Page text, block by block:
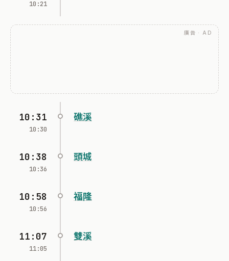
10:21
廣告 · AD
10:31
10:30
礁溪
10:38
10:36
頭城
10:58
10:56
福隆
11:07
11:05
雙溪